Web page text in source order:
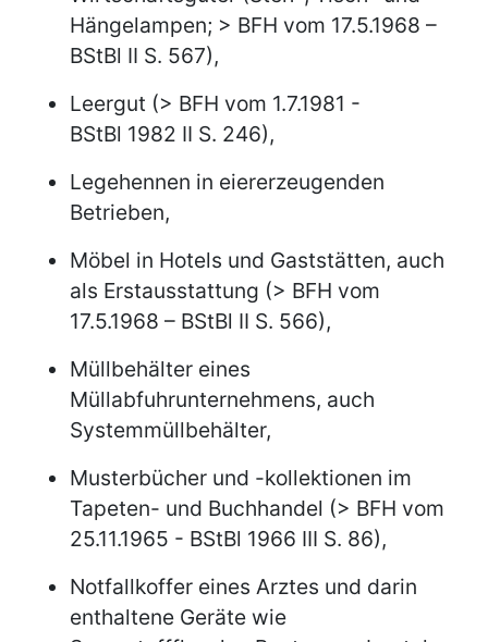
Hängelampen; > BFH vom 17.5.1968 –
BStBl II S. 567),
Leergut (> BFH vom 1.7.1981 -
BStBl 1982 II S. 246),
Legehennen in eiererzeugenden
Betrieben,
Möbel in Hotels und Gaststätten, auch
als Erstausstattung (> BFH vom
17.5.1968 – BStBl II S. 566),
Müllbehälter eines
Müllabfuhrunternehmens, auch
Systemmüllbehälter,
Musterbücher und -kollektionen im
Tapeten- und Buchhandel (> BFH vom
25.11.1965 - BStBl 1966 III S. 86),
Notfallkoffer eines Arztes und darin
enthaltene Geräte wie